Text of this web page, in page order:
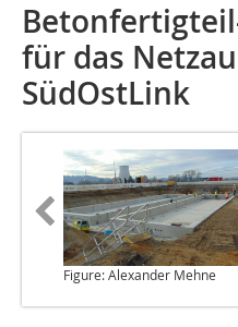
für das
SüdOstLink
Figure: Alexander Mehne